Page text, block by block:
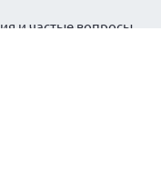
и частые вопросы